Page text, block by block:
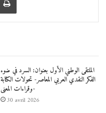
الملتقى الوطني الأول بعنوان: السرد في ضوء
الفكر النقدي العربي المعاصر- تحولات الكتابة
وقراءات المعنى-
30 avril 2026